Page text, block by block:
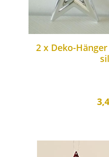
2 x Deko-